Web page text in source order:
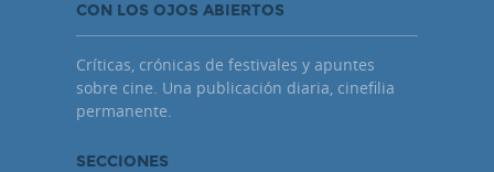
CON LOS OJOS ABIERTOS
Críticas, crónicas de festivales y apuntes
sobre cine. Una publicación diaria, cinefilia
permanente.
SECCIONES